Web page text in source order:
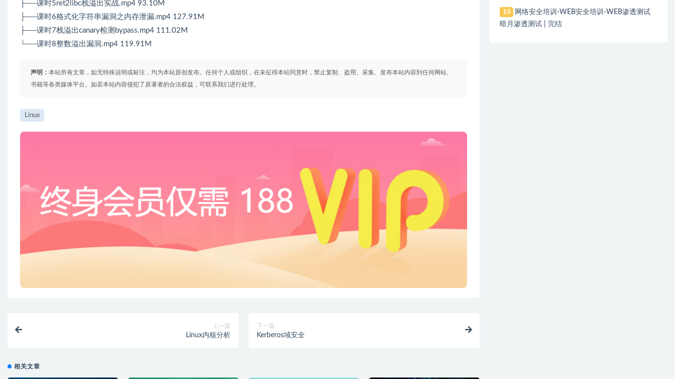
├──课时5ret2libc栈溢出实战.mp4 93.10M
├──课时6格式化字符串漏洞之内存泄漏.mp4 127.91M
├──课时7栈溢出canary检测bypass.mp4 111.02M
└──课时8整数溢出漏洞.mp4 119.91M
声明： 本站所有文章，如无特殊说明或标注，均为本站原创发布。任何个人或组织，在未征得本站同意时，禁止复制、盗用、采集、发布本站内容到任何网站、
书籍等各类媒体平台。如若本站内容侵犯了原著者的合法权益，可联系我们进行处理。
Linux
上一篇
Linux内核分析
下一篇
Kerberos域安全
相关文章
10
网络安全培训-WEB安全培训-WEB渗透测试
暗月渗透测试 | 完结